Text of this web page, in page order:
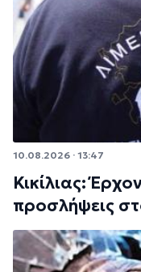
10.08.2026 · 13:47
Κικίλιας:
προσλήψεις